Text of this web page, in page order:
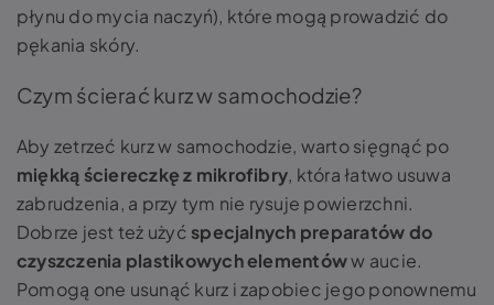
płynu do mycia naczyń), które mogą prowadzić do
pękania skóry.
Czym ścierać kurz w samochodzie?
Aby zetrzeć kurz w samochodzie, warto sięgnąć po
miękką ściereczkę z mikrofibry, która łatwo usuwa
zabrudzenia, a przy tym nie rysuje powierzchni.
Dobrze jest też użyć specjalnych preparatów do
czyszczenia plastikowych elementóww aucie.
Pomogą one usunąć kurz i zapobiec jego ponownemu